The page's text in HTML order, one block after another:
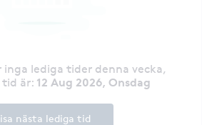
lediga tider denna vecka,
tid är: 12 Aug 2026, Onsdag
nästa lediga tid